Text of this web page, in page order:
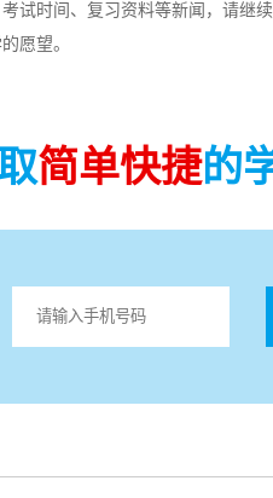
试时间、复习资料等新闻，请继
愿望。
简单快捷的